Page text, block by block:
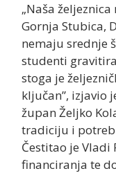
„Naša
Gornja Stubica,
nemaju srednje
studenti
stoga je
ključan”, izjavio
župan Željko
tradiciju i
Čestitao je Vladi
financiranja te